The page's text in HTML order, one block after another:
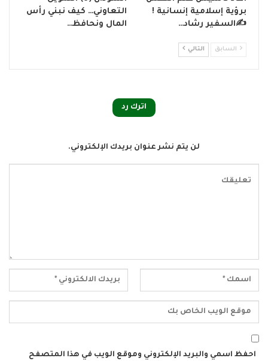
برؤية إسلامية إنسانية !
✍️السفير رشاد…
التعاوني… كيف نبني رأس
المال ونحافظ…
السابق التالي
اترك رد
لن يتم نشر عنوان بريدك الإلكتروني.
احفظ اسمي والبريد الإلكتروني وموقع الويب في هذا المتصفح